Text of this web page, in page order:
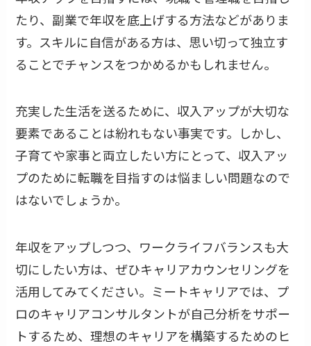
たり、副業で年収を底上げする方法などがありま
す。スキルに自信がある方は、思い切って独立す
ることでチャンスをつかめるかもしれません。
充実した生活を送るために、収入アップが大切な
要素であることは紛れもない事実です。しかし、
子育てや家事と両立したい方にとって、収入アッ
プのために転職を目指すのは悩ましい問題なので
はないでしょうか。
年収をアップしつつ、ワークライフバランスも大
切にしたい方は、ぜひキャリアカウンセリングを
活用してみてください。ミートキャリアでは、プ
ロのキャリアコンサルタントが自己分析をサポー
トするため、理想のキャリアを構築するためのヒ